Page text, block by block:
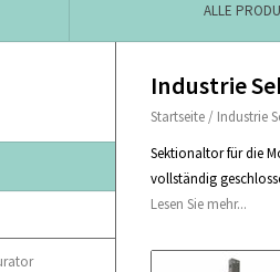
ALLE
Industrie
Startseite / Industrie
Sektionaltor für die
vollständig
Lesen Sie mehr...